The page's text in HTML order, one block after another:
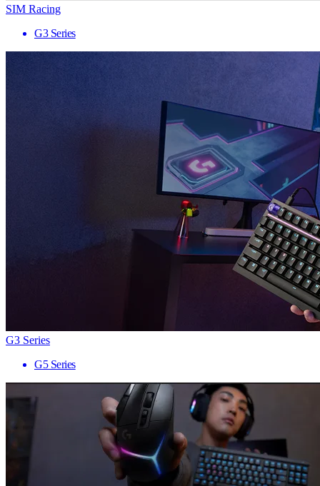
SIM Racing
G3 Series
G3 Series
G5 Series